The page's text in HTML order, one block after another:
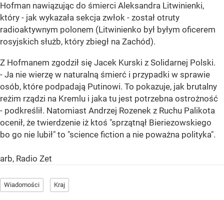
Hofman nawiązując do śmierci Aleksandra Litwinienki,
który - jak wykazała sekcja zwłok - został otruty
radioaktywnym polonem (Litwinienko był byłym oficerem
rosyjskich służb, który zbiegł na Zachód).
Z Hofmanem zgodził się Jacek Kurski z Solidarnej Polski.
- Ja nie wierzę w naturalną śmierć i przypadki w sprawie
osób, które podpadają Putinowi. To pokazuje, jak brutalny
reżim rządzi na Kremlu i jaka tu jest potrzebna ostrożność
- podkreślił. Natomiast Andrzej Rozenek z Ruchu Palikota
ocenił, że twierdzenie iż ktoś "sprzątnął Bieriezowskiego
bo go nie lubił" to "science fiction a nie poważna polityka".
arb, Radio Zet
Wiadomości Kraj